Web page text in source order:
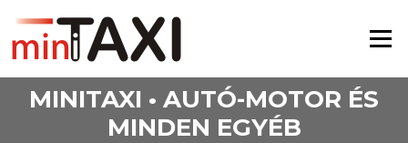
Menü
MINITAXI • AUTÓ-MOTOR ÉS
MINDEN EGYÉB